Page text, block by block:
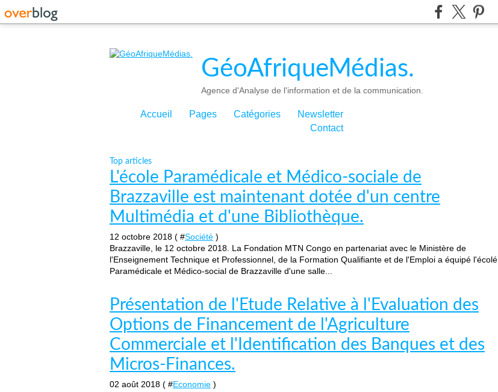
GéoAfriqueMédias.
Agence d'Analyse de l'information et de la communication.
Accueil Pages Catégories
Newsletter
Contact
Top articles
L'école Paramédicale et Médico-sociale de
Brazzaville est maintenant dotée d'un centre
Multimédia et d'une Bibliothèque.
12 octobre 2018 ( #Société )
Brazzaville, le 12 octobre 2018. La Fondation MTN Congo en partenariat avec le Ministère de
l'Enseignement Technique et Professionnel, de la Formation Qualifiante et de l'Emploi a équipé l'écolé
Paramédicale et Médico-social de Brazzaville d'une salle...
Présentation de l'Etude Relative à l'Evaluation des
Options de Financement de l'Agriculture
Commerciale et l'Identification des Banques et des
Micros-Finances.
02 août 2018 ( #Economie )